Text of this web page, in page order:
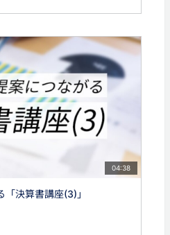
04:38
決算書講座(3)」